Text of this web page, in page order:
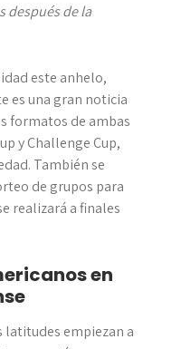
después de la
este anhelo,
es una gran noticia
formatos de ambas
y Challenge Cup,
También se
de grupos para
realizará a finales
en
latitudes empiezan a